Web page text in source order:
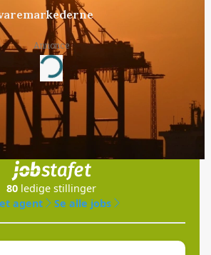
Annonce
Loading...
Jobs
80 ledige stillinger
agent
Se alle jobs